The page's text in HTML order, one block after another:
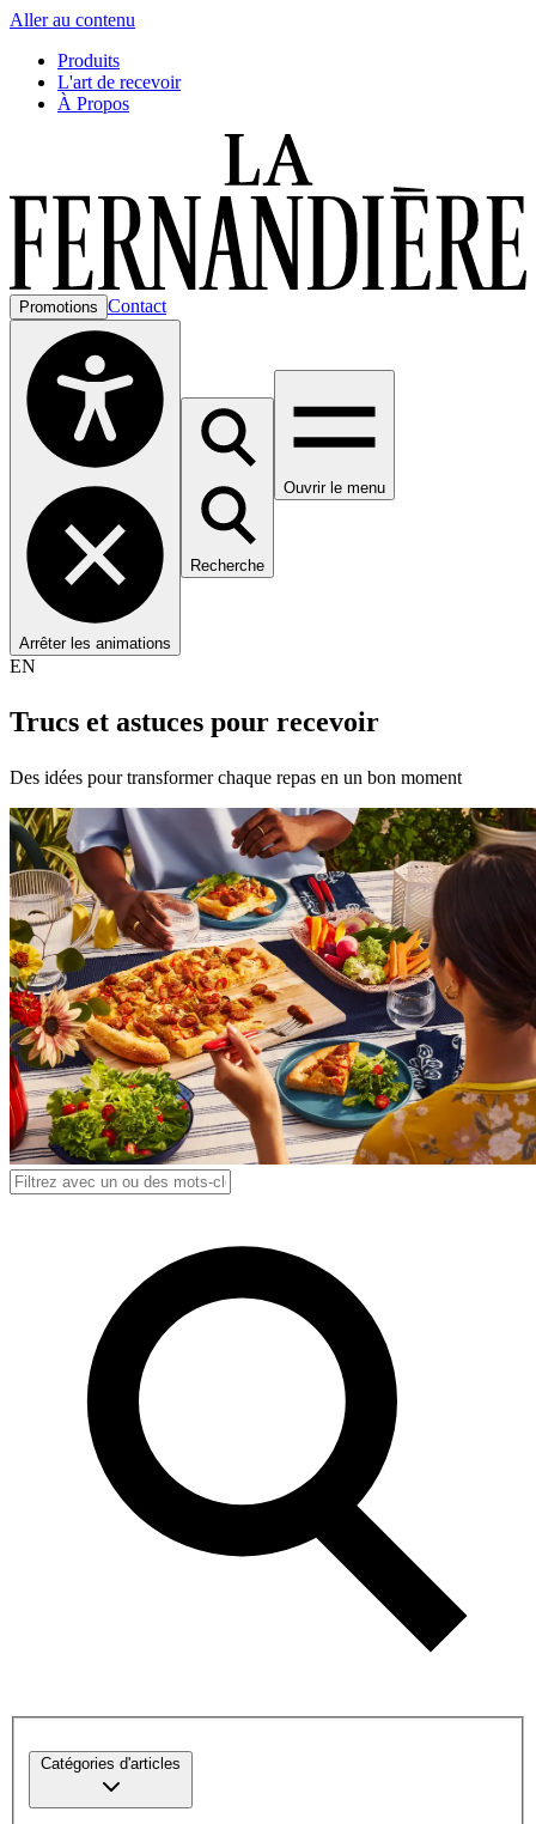
Aller au contenu
Produits
L'art de recevoir
À Propos
Promotions Contact
Arrêter les animations
Recherche
Ouvrir le menu
EN
Trucs et astuces pour recevoir
Des idées pour transformer chaque repas en un bon moment
Catégories d'articles